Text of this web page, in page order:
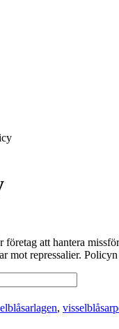
att hantera
mot repressalier.
,